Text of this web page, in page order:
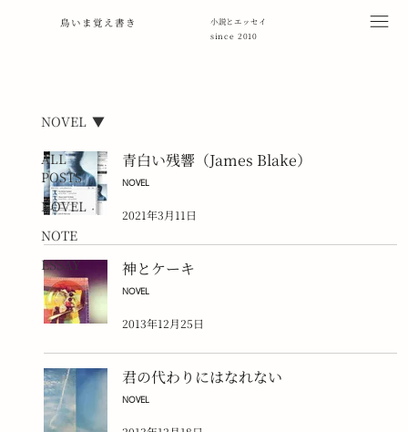
鳥いま覚え書き
小説とエッセイ
since 2010
ALL
POSTS
NOVEL
NOTE
ESSAY
NOVEL
青白い残響（James Blake）
NOVEL
2021年3月11日
神とケーキ
NOVEL
2013年12月25日
君の代わりにはなれない
NOVEL